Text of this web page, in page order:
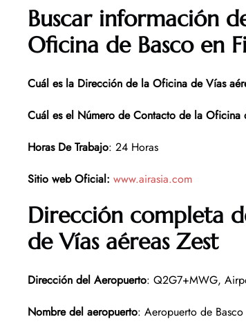
Buscar información
Oficina de Basco en
Cuál es la Dirección de la Oficina de Vías
Cuál es el Número de Contacto de la Oficina
Horas De Trabajo: 24 Horas
Sitio web Oficial: www.airasia.com
Dirección completa
de Vías aéreas Zest
Dirección del Aeropuerto: Q2G7+MWG,
Nombre del aeropuerto: Aeropuerto de Basco